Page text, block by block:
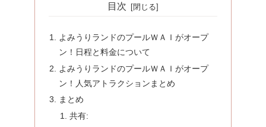
目次
よみうりランドのプールＷＡＩがオープ
ン！日程と料金について
よみうりランドのプールＷＡＩがオープ
ン！人気アトラクションまとめ
まとめ
共有: